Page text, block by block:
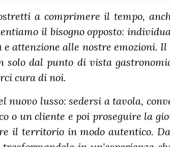
a comprimere il tempo,
il bisogno opposto:
attenzione alle nostre emozioni.
solo dal punto di vista
cura di noi.
nuovo lusso: sedersi a tavola,
o un cliente e poi proseguire la
il territorio in modo autentico.